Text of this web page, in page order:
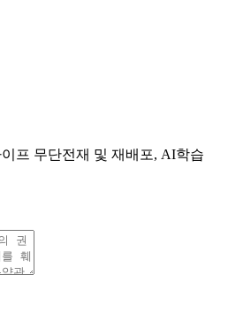
프 무단전재 및 재배포, AI학습